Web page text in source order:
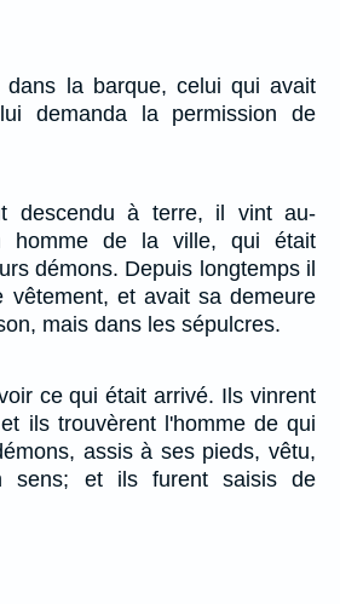
dans la barque, celui qui avait
demanda la permission de
descendu à terre, il vint au-
homme de la ville, qui était
démons. Depuis longtemps il
vêtement, et avait sa demeure
mais dans les sépulcres.
ce qui était arrivé. Ils vinrent
ils trouvèrent l'homme de qui
assis à ses pieds, vêtu,
sens; et ils furent saisis de